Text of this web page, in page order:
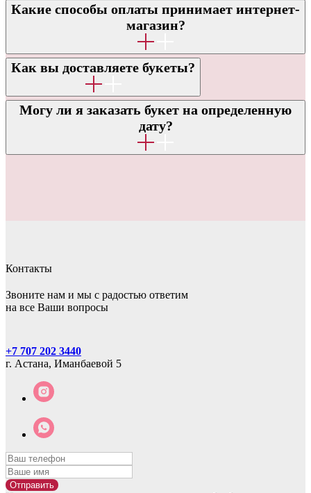
ОТВЕТЫ НА ЧАСТО
ЗАДАВАЕМЫЕ ВОПРОСЫ
Какие способы оплаты принимает интернет-
магазин?
Как вы доставляете букеты?
Могу ли я заказать букет на определенную
дату?
Контакты
Звоните нам и мы с радостью ответим
на все Ваши вопросы
+7 707 202 3440
г. Астана, Иманбаевой 5
Отправить